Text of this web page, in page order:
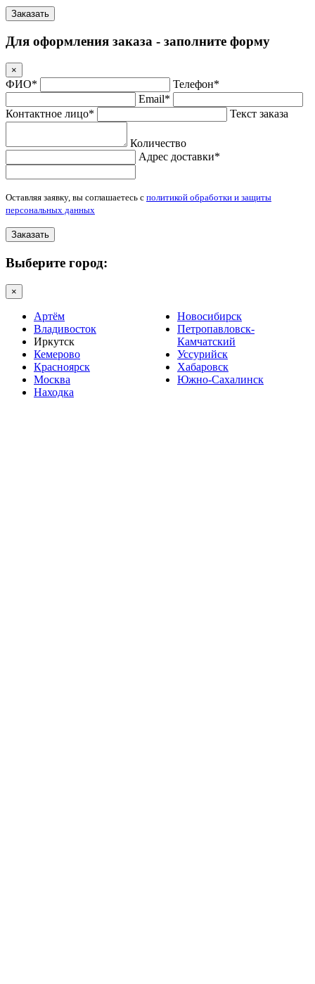
Заказать
Для оформления заказа - заполните форму
×
ФИО*
Телефон*
Email*
Контактное лицо*
Текст заказа
Количество
Адрес доставки*
Оставляя заявку, вы соглашаетесь с политикой обработки и защиты
персональных данных
Заказать
Выберите город:
×
Артём
Владивосток
Иркутск
Кемерово
Красноярск
Москва
Находка
Новосибирск
Петропавловск-
Камчатский
Уссурийск
Хабаровск
Южно-Сахалинск